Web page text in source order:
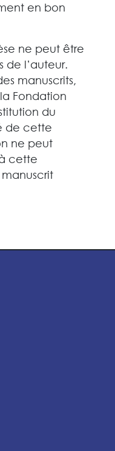
en bon
ne peut être
de l’auteur.
manuscrits,
Fondation
du
de cette
ne peut
cette